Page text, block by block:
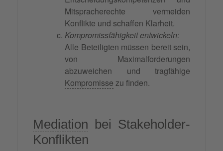
Mitspracherechte vermeiden
Konflikte und schaffen Klarheit.
Kompromissfähigkeit entwickeln:
Alle Beteiligten müssen bereit sein,
von Maximalforderungen
abzuweichen und tragfähige
Kompromisse zu finden.
Mediation bei Stakeholder-
Konflikten